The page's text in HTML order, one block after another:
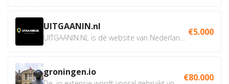
UITGAANIN.nl €5.000
groningen.io €80.000